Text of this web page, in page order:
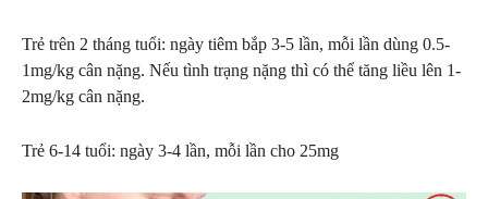
Trẻ trên 2 tháng tuổi: ngày tiêm bắp 3-5 lần, mỗi lần dùng 0.5-
1mg/kg cân nặng. Nếu tình trạng nặng thì có thể tăng liều lên 1-
2mg/kg cân nặng.
Trẻ 6-14 tuổi: ngày 3-4 lần, mỗi lần cho 25mg